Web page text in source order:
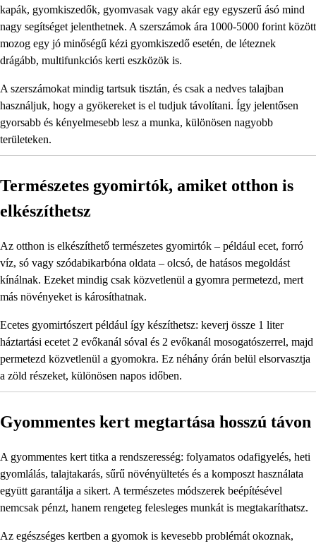
kapák, gyomkiszedők, gyomvasak vagy akár egy egyszerű ásó mind
nagy segítséget jelenthetnek. A szerszámok ára 1000-5000 forint között
mozog egy jó minőségű kézi gyomkiszedő esetén, de léteznek
drágább, multifunkciós kerti eszközök is.
A szerszámokat mindig tartsuk tisztán, és csak a nedves talajban
használjuk, hogy a gyökereket is el tudjuk távolítani. Így jelentősen
gyorsabb és kényelmesebb lesz a munka, különösen nagyobb
területeken.
Természetes gyomirtók, amiket otthon is
elkészíthetsz
Az otthon is elkészíthető természetes gyomirtók – például ecet, forró
víz, só vagy szódabikarbóna oldata – olcsó, de hatásos megoldást
kínálnak. Ezeket mindig csak közvetlenül a gyomra permetezd, mert
más növényeket is károsíthatnak.
Ecetes gyomirtószert például így készíthetsz: keverj össze 1 liter
háztartási ecetet 2 evőkanál sóval és 2 evőkanál mosogatószerrel, majd
permetezd közvetlenül a gyomokra. Ez néhány órán belül elsorvasztja
a zöld részeket, különösen napos időben.
Gyommentes kert megtartása hosszú távon
A gyommentes kert titka a rendszeresség: folyamatos odafigyelés, heti
gyomlálás, talajtakarás, sűrű növényültetés és a komposzt használata
együtt garantálja a sikert. A természetes módszerek beépítésével
nemcsak pénzt, hanem rengeteg felesleges munkát is megtakaríthatsz.
Az egészséges kertben a gyomok is kevesebb problémát okoznak,